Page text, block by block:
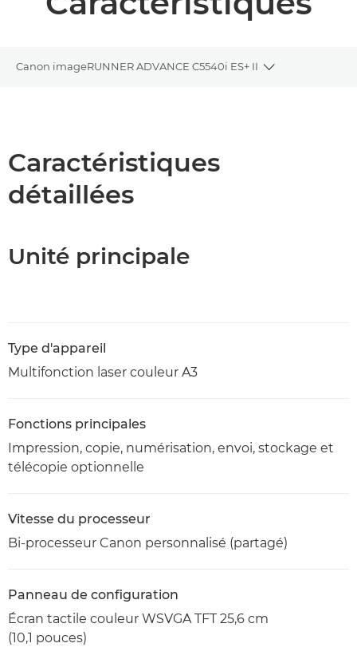
Canon imageRUNNER ADVANCE C5540i ES+ II
Toggle
Assistance
Caractéristiques
détaillées
Unité principale
Type d'appareil
Multifonction laser couleur A3
Fonctions principales
Impression, copie, numérisation, envoi, stockage et
télécopie optionnelle
Vitesse du processeur
Bi-processeur Canon personnalisé (partagé)
Panneau de configuration
Écran tactile couleur WSVGA TFT 25,6 cm
(10,1 pouces)